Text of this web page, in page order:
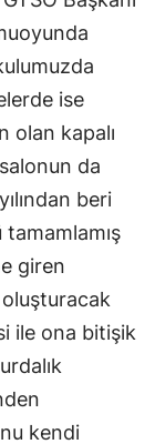
ise
olan kapalı
da
beri
giren
ile ona bitişik
kendi